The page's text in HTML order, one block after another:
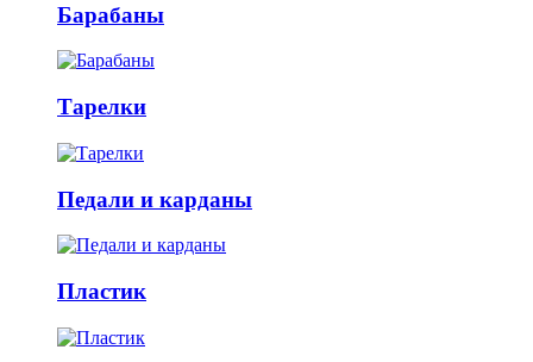
Барабаны
Тарелки
Педали и карданы
Пластик